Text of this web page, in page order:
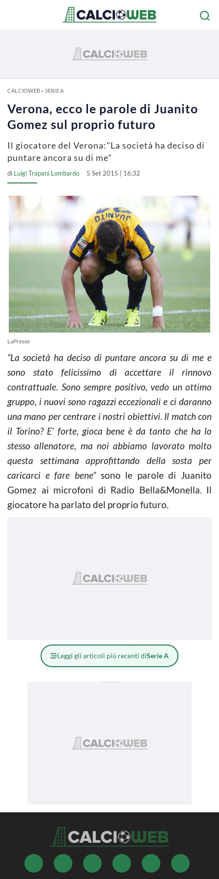
CALCIOWEB» SERIE A
Verona, ecco le parole di Juanito
Gomez sul proprio futuro
Il giocatore del Verona:"La società ha deciso di
puntare ancora su di me"
di Luigi Trapani Lombardo 5 Set 2015 | 16:32
LaPresse
“La società ha deciso di puntare ancora su di me e
sono stato felicissimo di accettare il rinnovo
contrattuale. Sono sempre positivo, vedo un ottimo
gruppo, i nuovi sono ragazzi eccezionali e ci daranno
una mano per centrare i nostri obiettivi. Il match con
il Torino? E’ forte, gioca bene è da tanto che ha lo
stesso allenatore, ma noi abbiamo lavorato molto
questa settimana approfittando della sosta per
caricarci e fare bene”sono le parole di Juanito
Gomez ai microfoni di Radio Bella&Monella. Il
giocatore ha parlato del proprio futuro.
Leggi gli articoli più recenti diSerie A